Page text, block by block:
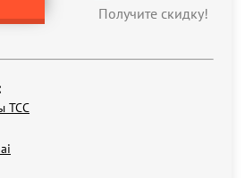
Получите скидку!
ТСС